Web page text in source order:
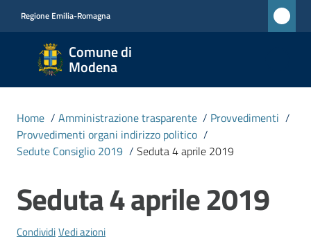
Regione Emilia-Romagna
Comune di
Modena
Comune
di
Modena
CIVICA
MONET
Amministrazione
Menu selezionato
Novità
Home / Amministrazione trasparente / Provvedimenti /
Provvedimenti organi indirizzo politico /
Sedute Consiglio 2019 / Seduta 4 aprile 2019
Salta al contenuto
Seduta 4 aprile 2019
CondividiVedi azioni